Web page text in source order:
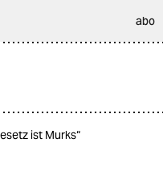
abo
ist Murks“